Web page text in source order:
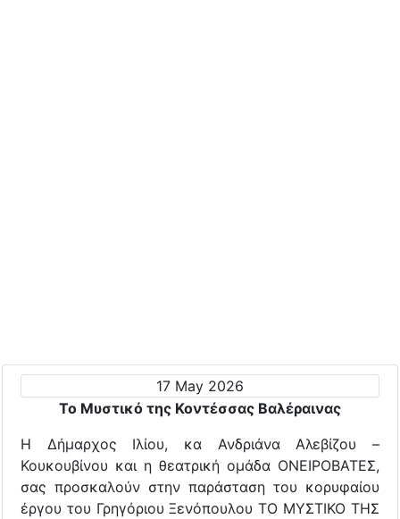
17 May 2026
Το Μυστικό της Κοντέσσας Βαλέραινας
Η Δήμαρχος Ιλίου, κα Ανδριάνα Αλεβίζου –
Κουκουβίνου και η θεατρική ομάδα ΟΝΕΙΡΟΒΑΤΕΣ,
σας προσκαλούν στην παράσταση του κορυφαίου
έργου του Γρηγόριου Ξενόπουλου ΤΟ ΜΥΣΤΙΚΟ ΤΗΣ